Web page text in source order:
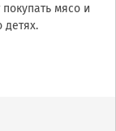
мясо и
детях.